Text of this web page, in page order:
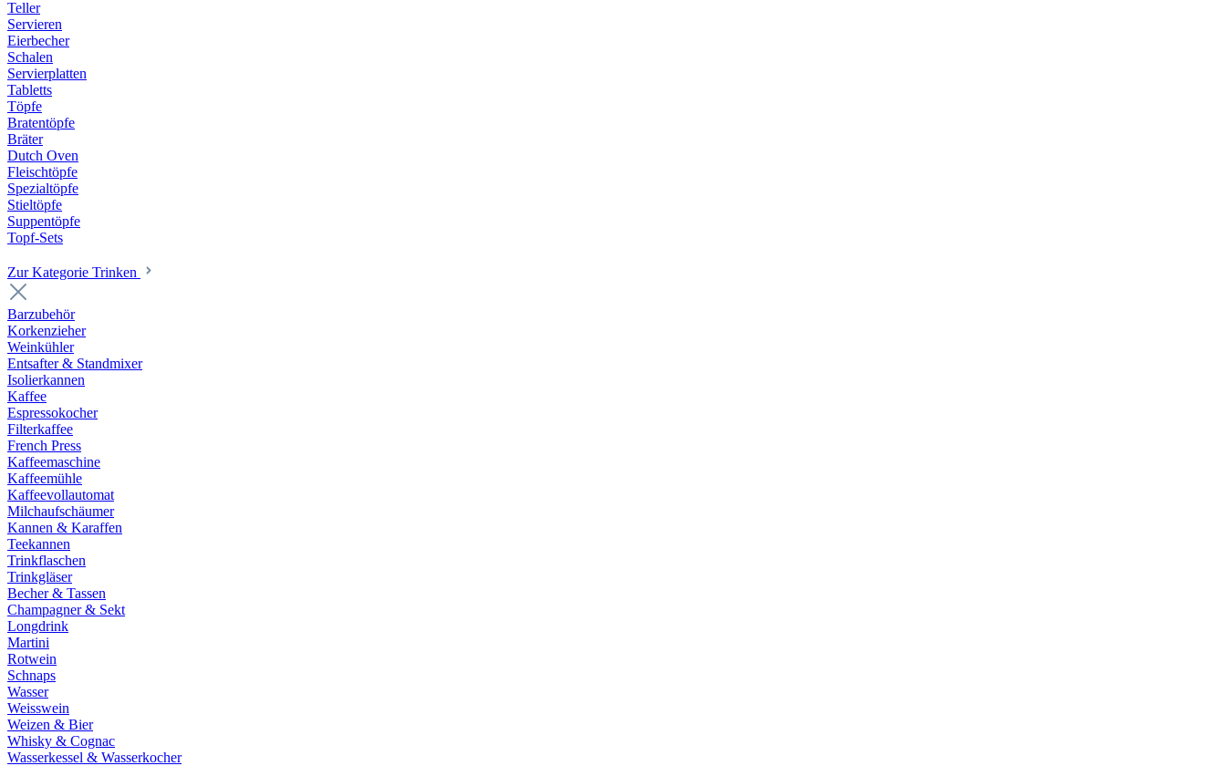
Teller
Servieren
Eierbecher
Schalen
Servierplatten
Tabletts
Töpfe
Bratentöpfe
Bräter
Dutch Oven
Fleischtöpfe
Spezialtöpfe
Stieltöpfe
Suppentöpfe
Topf-Sets
Zur Kategorie Trinken
Barzubehör
Korkenzieher
Weinkühler
Entsafter & Standmixer
Isolierkannen
Kaffee
Espressokocher
Filterkaffee
French Press
Kaffeemaschine
Kaffeemühle
Kaffeevollautomat
Milchaufschäumer
Kannen & Karaffen
Teekannen
Trinkflaschen
Trinkgläser
Becher & Tassen
Champagner & Sekt
Longdrink
Martini
Rotwein
Schnaps
Wasser
Weisswein
Weizen & Bier
Whisky & Cognac
Wasserkessel & Wasserkocher